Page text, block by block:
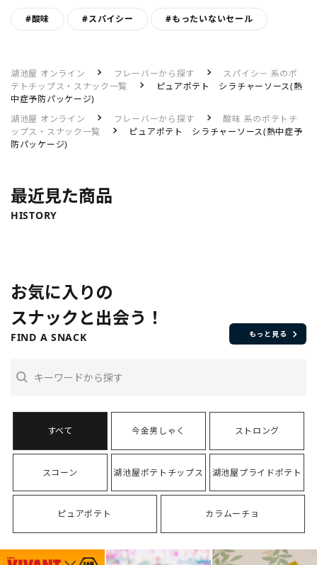
#酸味 #スパイシー #もったいないセール
湖池屋 オンライン フレーバーから探す
スパイシ－ 系のポ
テトチップス・スナック一覧
ピュアポテト シラチャーソース(熱
中症予防パッケージ)
湖池屋 オンライン
フレーバーから探す
酸味 系のポテトチ
ップス・スナック一覧
ピュアポテト シラチャーソース(熱中症予
防パッケージ)
最近見た商品
HISTORY
お気に入りの
スナックと出会う！
FIND A SNACK もっと見る
今金男しゃく ストロング
スコーン 湖池屋ポテトチップス 湖池屋プライドポテト
ピュアポテト カラムーチョ